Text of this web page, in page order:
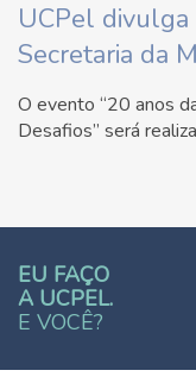
UCPel
Secretaria da
O evento “20 anos
Desafios” será
EU FAÇO
A UCPEL.
E VOCÊ?